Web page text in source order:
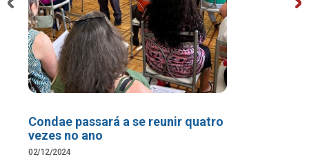
Condae passará a se reunir quatro
vezes no ano
02/12/2024